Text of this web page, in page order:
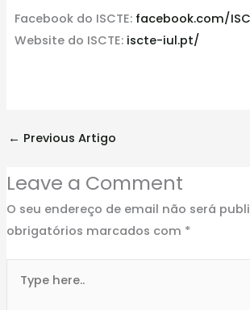
Facebook do ISCTE: facebook.com/
Website do ISCTE: iscte-iul.pt/
← Previous Artigo
Leave a Comment
O seu endereço de email não será
obrigatórios marcados com *
here..